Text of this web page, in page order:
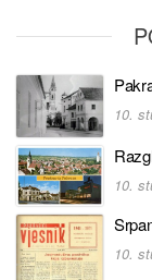
10.
10.
10.